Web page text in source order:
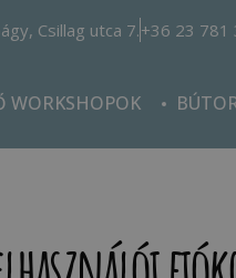
Csillag utca 7.+36 23 781
WORKSHOPOK